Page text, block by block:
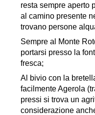
resta sempre aperto
al camino presente
trovano persone
Sempre al Monte
portarsi presso la
fresca;
Al bivio con la
facilmente Agerola
pressi si trova un
considerazione